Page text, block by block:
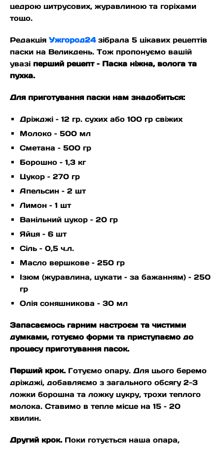
цедрою цитрусових, журавлиною та горіхами
тощо.
Редакція Ужгород24зібрала 5 цікавих рецептів
паски на Великдень. Тож пропонуємо вашій
увазі перший рецепт – Паска ніжна, волога та
пухка.
Для приготування паски нам знадобиться:
Дріжджі – 12 гр. сухих або 100 гр свіжих
Молоко – 500 мл
Сметана – 500 гр
Борошно – 1,3 кг
Цукор – 270 гр
Апельсин – 2 шт
Лимон – 1 шт
Ванільний цукор – 20 гр
Яйця – 6 шт
Сіль – 0,5 ч.л.
Масло вершкове – 250 гр
Ізюм (журавлина, цукати – за бажанням) – 250
гр
Олія соняшникова – 30 мл
Запасаємось гарним настроєм та чистими
думками, готуємо форми та приступаємо до
процесу приготування пасок.
Перший крок.Готуємо опару. Для цього беремо
дріжджі, добавляємо з загального обсягу 2-3
ложки борошна та ложку цукру, трохи теплого
молока. Ставимо в тепле місце на 15 – 20
хвилин.
Другий крок.Поки готується наша опара,